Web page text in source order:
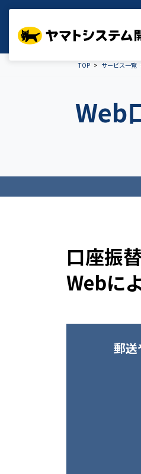
TOP サービス一覧
Web
口座振
Webに
郵